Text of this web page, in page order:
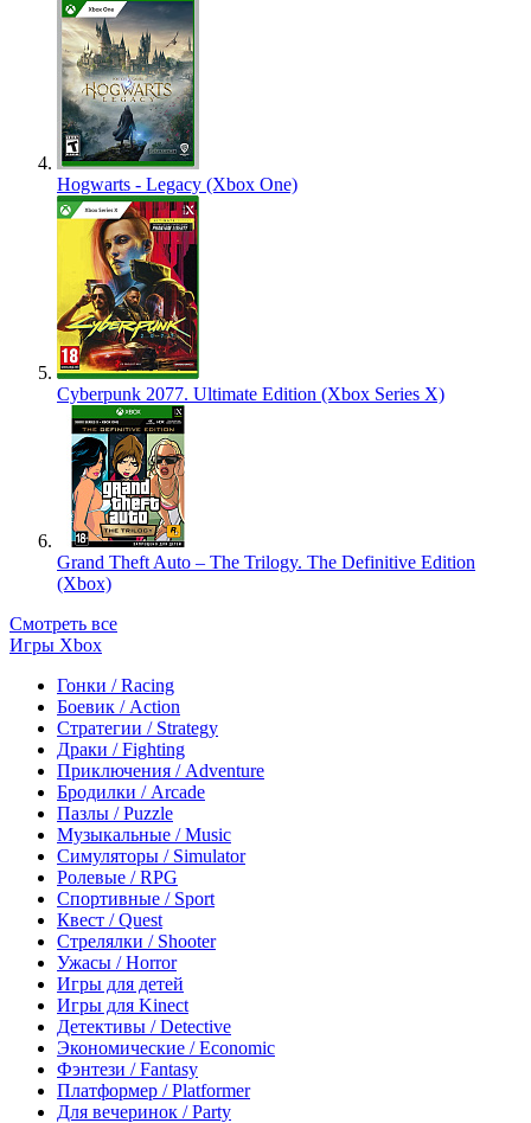
Hogwarts - Legacy (Xbox One)
Cyberpunk 2077. Ultimate Edition (Xbox Series X)
Grand Theft Auto – The Trilogy. The Definitive Edition
(Xbox)
Смотреть все
Игры Xbox
Гонки / Racing
Боевик / Action
Стратегии / Strategy
Драки / Fighting
Приключения / Adventure
Бродилки / Arcade
Пазлы / Puzzle
Музыкальные / Music
Симуляторы / Simulator
Ролевые / RPG
Спортивные / Sport
Квест / Quest
Стрелялки / Shooter
Ужасы / Horror
Игры для детей
Игры для Kinect
Детективы / Detective
Экономические / Economic
Фэнтези / Fantasy
Платформер / Platformer
Для вечеринок / Party